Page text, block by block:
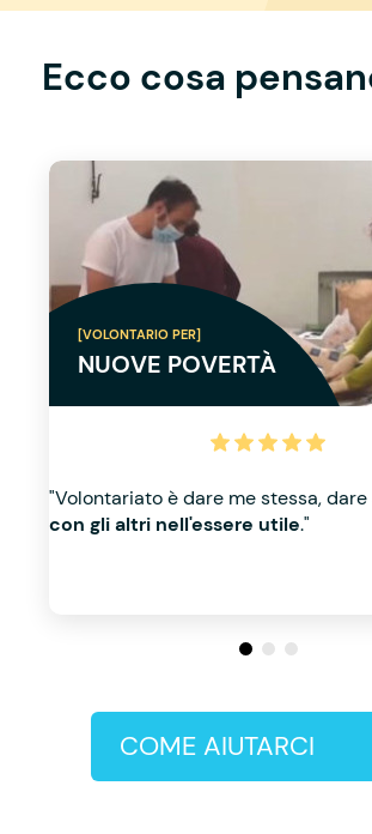
Ecco cosa
[VOLONTARIO PER]
NUOVE POVERTÀ
"Volontariato è dare me stessa, dare
con gli altri nell'essere utile."
COME AIUTARCI